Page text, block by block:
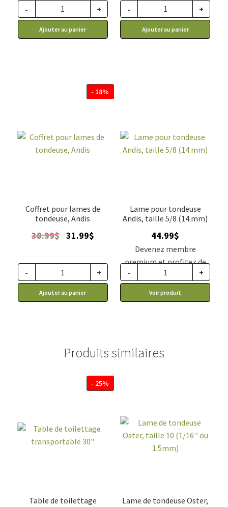
ce prix rabais : 51.97$ CA
- +
Ajouter au panier
ce prix rabais : 4.12$ CA
- +
Ajouter au panier
Coffret pour lames de
tondeuse, Andis
- 18%
38.99$ Le
était :
38.99$.
31.99$Le
est :
31.99$.
- +
Ajouter au panier
Lame pour tondeuse
Andis, taille 5/8 (14.mm)
44.99$
Devenez membre
premium et profitez de
ce prix rabais : 37.12$ CA
- +
Voir produit
Produits similaires
Table de toilettage
- 25%
Lame de tondeuse Oster,